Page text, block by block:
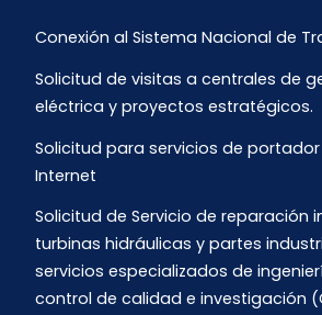
Conexión al Sistema Nacional de
Solicitud de visitas a centrales de
eléctrica y proyectos estratégicos.
Solicitud para servicios de
Internet
Solicitud de Servicio de reparación
turbinas hidráulicas y partes
servicios especializados de
control de calidad e investigación